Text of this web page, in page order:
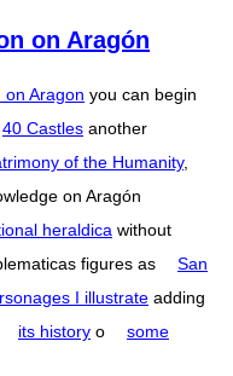
on Aragón
Aragon you can begin
40 Castles another
of the Humanity,
on Aragón
heraldica without
figures as
San
I illustrate adding
its history o
some